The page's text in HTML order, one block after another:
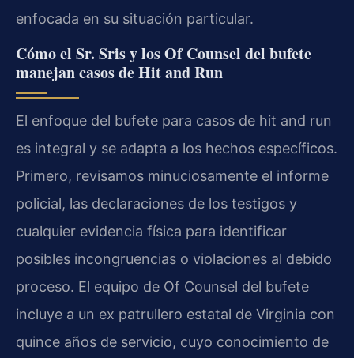
enfocada en su situación particular.
Cómo el Sr. Sris y los Of Counsel del bufete
manejan casos de Hit and Run
El enfoque del bufete para casos de hit and run
es integral y se adapta a los hechos específicos.
Primero, revisamos minuciosamente el informe
policial, las declaraciones de los testigos y
cualquier evidencia física para identificar
posibles incongruencias o violaciones al debido
proceso. El equipo de Of Counsel del bufete
incluye a un ex patrullero estatal de Virginia con
quince años de servicio, cuyo conocimiento de